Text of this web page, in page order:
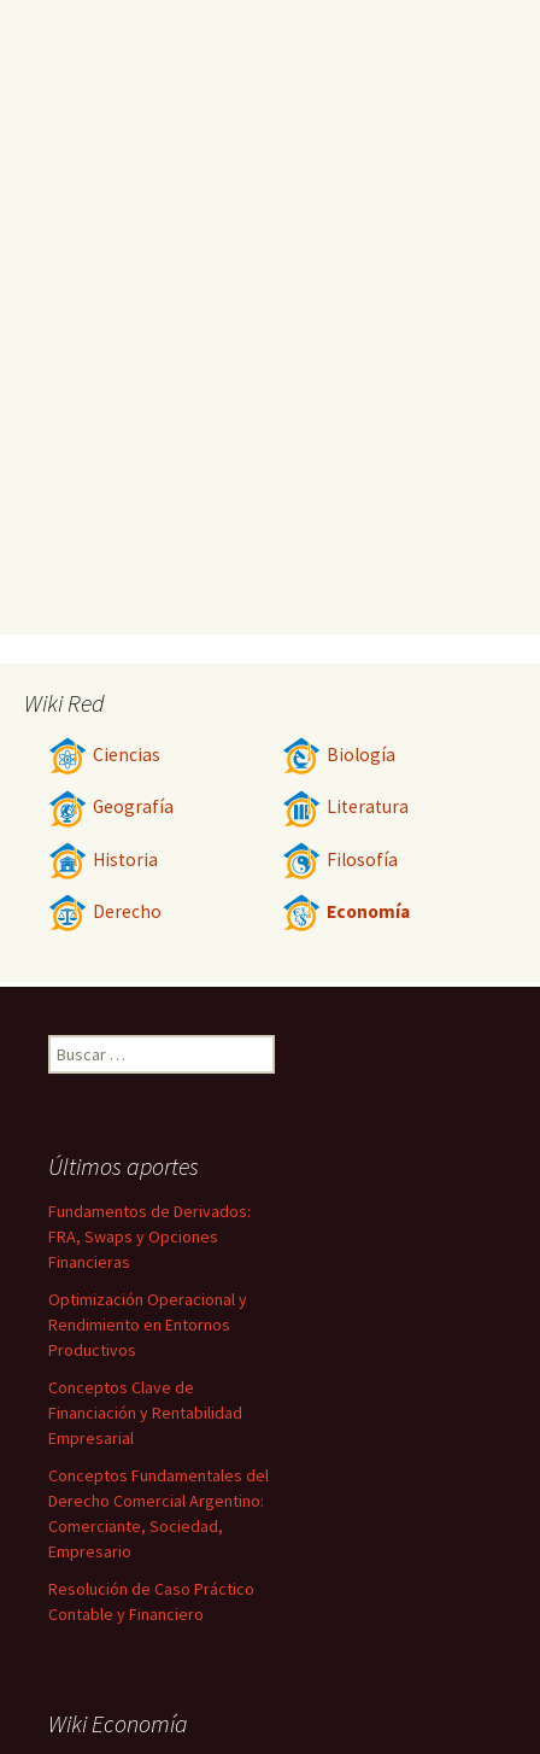
Wiki Red
Ciencias Biología
Geografía Literatura
Historia Filosofía
Derecho Economía
Buscar:
Últimos aportes
Fundamentos de Derivados:
FRA, Swaps y Opciones
Financieras
Optimización Operacional y
Rendimiento en Entornos
Productivos
Conceptos Clave de
Financiación y Rentabilidad
Empresarial
Conceptos Fundamentales del
Derecho Comercial Argentino:
Comerciante, Sociedad,
Empresario
Resolución de Caso Práctico
Contable y Financiero
Wiki Economía